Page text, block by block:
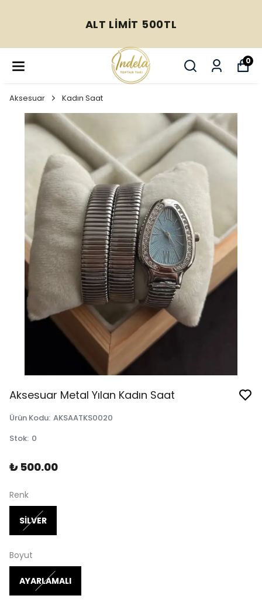
ALT LİMİT 500TL
0
Aksesuar Kadın Saat
Aksesuar Metal Yılan Kadın Saat
Ürün Kodu: AKSAATKS0020
Stok: 0
₺ 500.00
Renk
SİLVER
Boyut
AYARLAMALI